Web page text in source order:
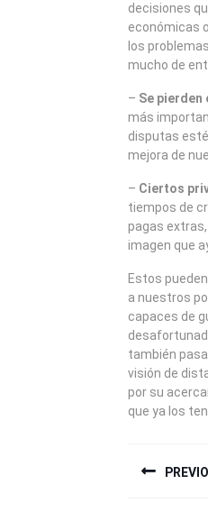
decisiones
económicas
los
mucho de
– Se pierden
más
disputas
mejora de
– Ciertos
tiempos de
pagas
imagen que
Estos
a nuestros
capaces de
también
visión de
por su
que ya los
DE